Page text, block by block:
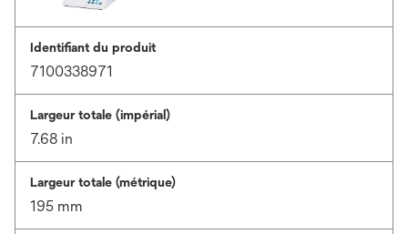
Identifiant du produit
7100338971
Largeur totale (impérial)
7.68 in
Largeur totale (métrique)
195 mm